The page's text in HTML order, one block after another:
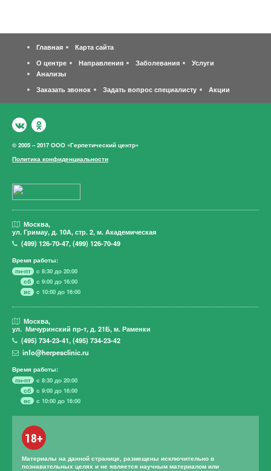
Главная
Карта сайта
О центре
Направления Заболевания
Услуги
Анализы
Заказать звонок
Задать вопрос специалисту Акции
© 2005 – 2017 ООО «Герпетический центр»
Политика конфиденциальности
Москва,
ул. Гримау, д. 10А, стр. 2, м. Академическая
(499)126-70-47,(499)126-70-49
Время работы:
пн-пт
с 8:30 до 20:00
сб
с 9:00 до 16:00
вс
с 10:00 до 16:00
Москва,
ул. Мичуринский пр-т, д. 21Б, м. Раменки
(495)734-23-41,(495)734-23-42
info@herpesclinic.ru
Время работы:
пн-пт
с 8:30 до 20:00
сб
с 9:00 до 16:00
вс
с 10:00 до 16:00
18+
Материалы на данной странице, размещены исключительно в
познавательных целях и не является научным материалом или